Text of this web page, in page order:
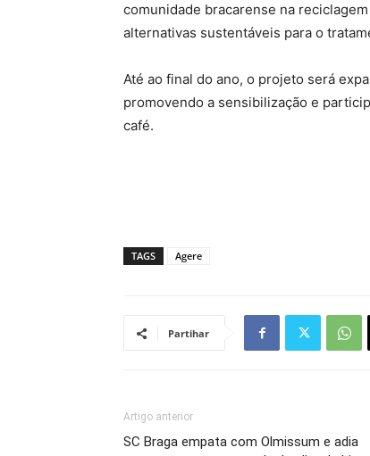
comunidade bracarense na
alternativas sustentáveis para o
Até ao final do ano, o projeto será
promovendo a sensibilização e
café.
TAGS Agere
Partihar
Artigo anterior
SC Braga empata com Olmissum e adia